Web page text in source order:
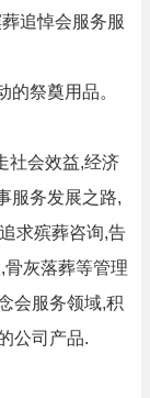
追悼会服务服
祭奠用品。
社会效益,经济
服务发展之路,
求殡葬咨询,告
灰落葬等管理
会服务领域,积
公司产品.